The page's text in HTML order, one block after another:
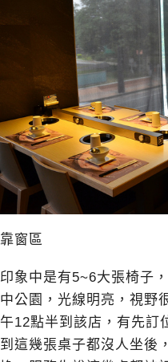
靠窗區
印象中是有5~6大張椅子
中公園，光線明亮，視野
午12點半到該店，有先訂
到這幾張桌子都沒人坐後